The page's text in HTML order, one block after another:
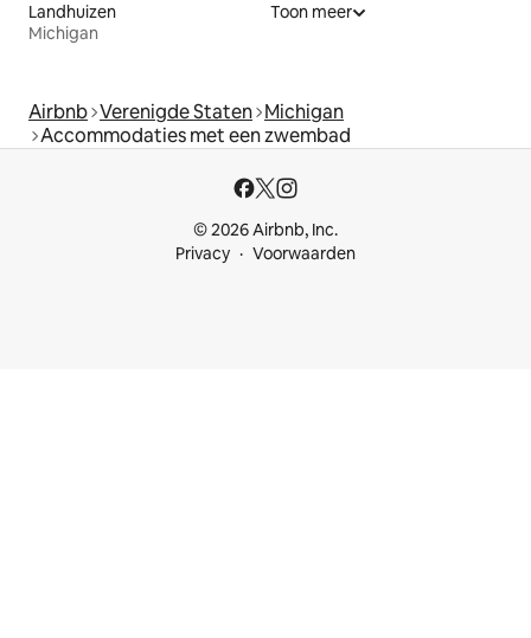
Landhuizen
Michigan
Toon meer
Airbnb Verenigde Staten Michigan
Accommodaties met een zwembad
© 2026 Airbnb, Inc.
Privacy
Voorwaarden